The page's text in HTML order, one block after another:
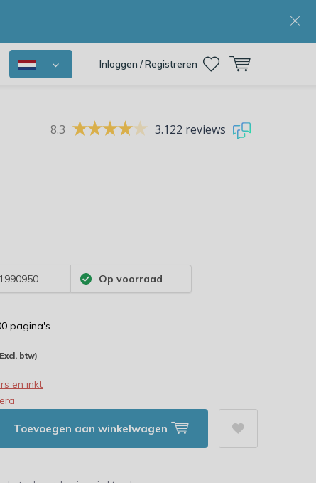
Inloggen / Registreren
8.3 3.122 reviews
Op voorraad
pagina's
btw)
en inkt
Toevoegen aan winkelwagen